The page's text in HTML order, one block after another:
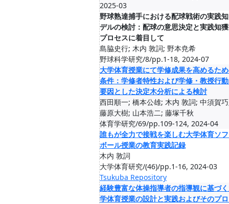
2025-03
野球熟達捕手における配球戦術の実践
デルの検討：配球の意思決定と実践知
プロセスに着目して
島脇史行; 木内 敦詞; 野本尭希
野球科学研究/8/pp.1-18, 2024-07
大学体育授業にて学修成果を高めるた
条件：学修者特性および学修・教授行
要因とした決定木分析による検討
西田順一; 橋本公雄; 木内 敦詞; 中須賀
藤原大樹; 山本浩二; 藤塚千秋
体育学研究/69/pp.109-124, 2024-04
誰もが全力で接戦を楽しむ大学体育ソ
ボール授業の教育実践記録
木内 敦詞
大学体育研究/(46)/pp.1-16, 2024-03
Tsukuba Repository
経験豊富な体操指導者の指導観に基づ
学体育授業の設計と実践およびそのプ